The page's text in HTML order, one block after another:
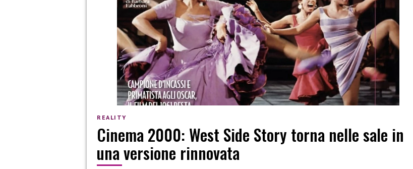
REALITY
Cinema 2000: West Side Story torna nelle sale in
una versione rinnovata